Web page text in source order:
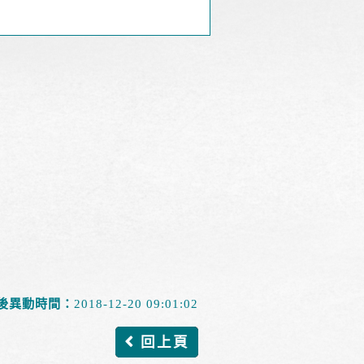
異動時間： 2018-12-20 09:01:02
回上頁